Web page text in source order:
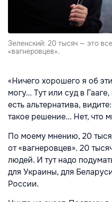
Зеленский: 20 тысяч — это
«вагнеровцев».
«Ничего хорошего я об
могу... Тут или суд в
есть альтернатива,
такое решение... Нет, что
По моему мнению, 20
от «вагнеровцев». 20
людей. И тут надо
для Украины, для
России.